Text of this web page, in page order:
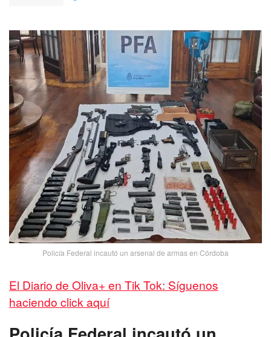
Policía Federal incautó un arsenal de armas en Córdoba
El Diario de Oliva+ en Tik Tok: Síguenos
haciendo click aquí